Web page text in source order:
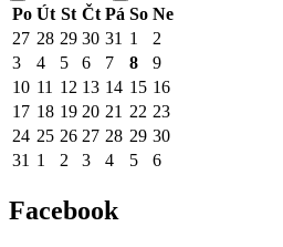
Po Út St Čt Pá So Ne
27 28 29 30 31 1
2
3
4 5 6 7 8
9
10 11 12 13 14 15 16
17 18 19 20 21 22 23
24 25 26 27 28 29 30
31 1 2 3 4 5 6
Facebook